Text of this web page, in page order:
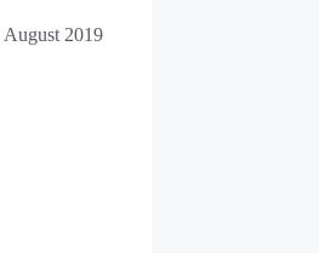
August 2019